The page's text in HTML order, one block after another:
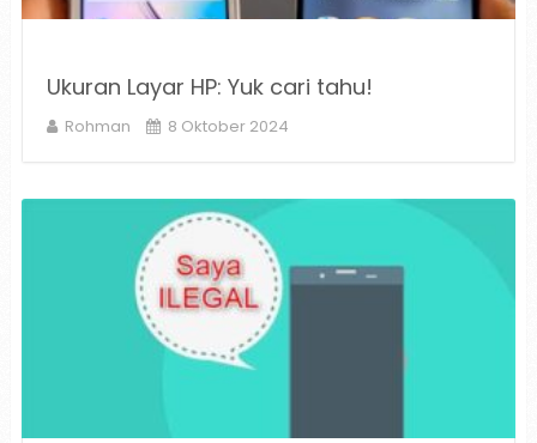
Ukuran Layar HP: Yuk cari tahu!
Rohman 8 Oktober 2024